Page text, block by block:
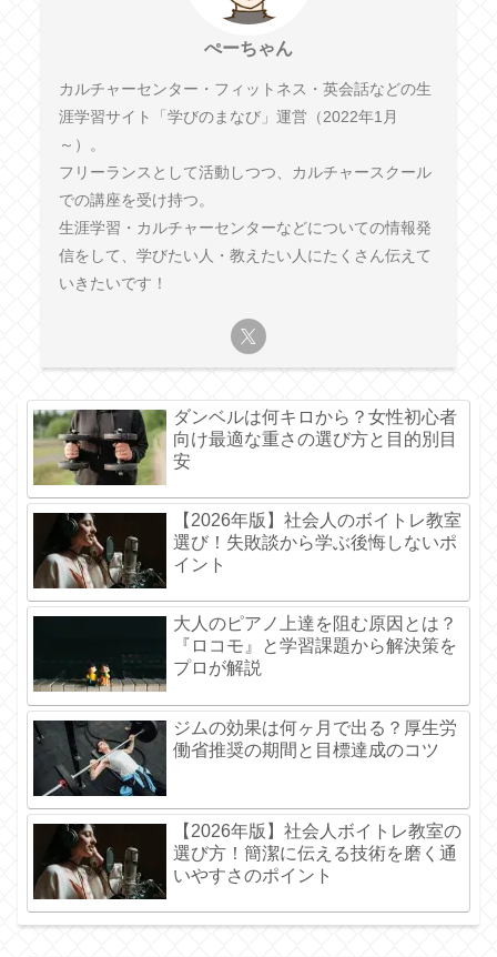
ぺーちゃん
カルチャーセンター・フィットネス・英会話などの生
涯学習サイト「学びのまなび」運営（2022年1月
～）。
フリーランスとして活動しつつ、カルチャースクール
での講座を受け持つ。
生涯学習・カルチャーセンターなどについての情報発
信をして、学びたい人・教えたい人にたくさん伝えて
いきたいです！
ダンベルは何キロから？女性初心者
向け最適な重さの選び方と目的別目
安
【2026年版】社会人のボイトレ教室
選び！失敗談から学ぶ後悔しないポ
イント
大人のピアノ上達を阻む原因とは？
『ロコモ』と学習課題から解決策を
プロが解説
ジムの効果は何ヶ月で出る？厚生労
働省推奨の期間と目標達成のコツ
【2026年版】社会人ボイトレ教室の
選び方！簡潔に伝える技術を磨く通
いやすさのポイント